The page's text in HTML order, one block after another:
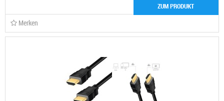
ZUM PRODUKT
Merken